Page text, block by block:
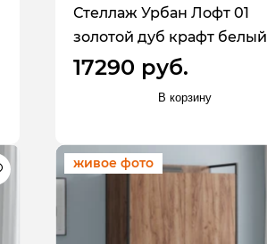
Стеллаж Урбан Лофт 01
золотой дуб крафт белый
17290 руб.
В корзину
живое фото